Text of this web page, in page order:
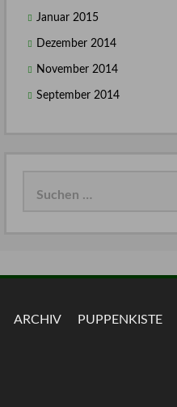
Januar 2015
Dezember 2014
November 2014
September 2014
ARCHIV PUPPENKISTE